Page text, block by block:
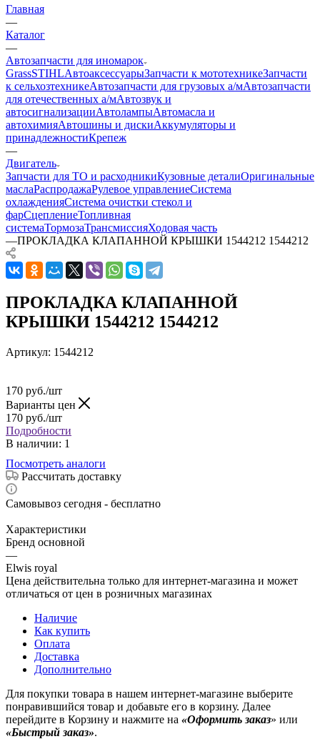
Главная
—
Каталог
—
Автозапчасти для иномарок
GrassSTIHLАвтоаксессуарыЗапчасти к мототехникеЗапчасти
к сельхозтехникеАвтозапчасти для грузовых а/мАвтозапчасти
для отечественных а/мАвтозвук и
автосигнализацииАвтолампыАвтомасла и
автохимияАвтошины и дискиАккумуляторы и
принадлежностиКрепеж
—
Двигатель
Запчасти для ТО и расходникиКузовные деталиОригинальные
маслаРаспродажаРулевое управлениеСистема
охлажденияСистема очистки стекол и
фарСцеплениеТопливная
системаТормозаТрансмиссияХодовая часть
—ПРОКЛАДКА КЛАПАННОЙ КРЫШКИ 1544212 1544212
ПРОКЛАДКА КЛАПАННОЙ
КРЫШКИ 1544212 1544212
Артикул: 1544212
170 руб./шт
Варианты цен
170 руб./шт
Подробности
В наличии: 1
Посмотреть аналоги
Рассчитать доставку
Самовывоз сегодня - бесплатно
Характеристики
Бренд основной
—
Elwis royal
Цена действительна только для интернет-магазина и может
отличаться от цен в розничных магазинах
Наличие
Как купить
Оплата
Доставка
Дополнительно
Для покупки товара в нашем интернет-магазине выберите
понравившийся товар и добавьте его в корзину. Далее
перейдите в Корзину и нажмите на «Оформить заказ» или
«Быстрый заказ».